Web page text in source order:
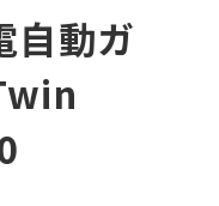
自動ガ